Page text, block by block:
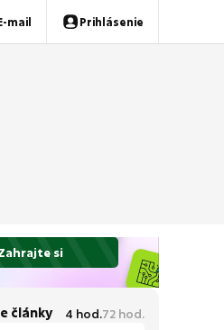
mail Prihlásenie
si
články 4 hod.72 hod.